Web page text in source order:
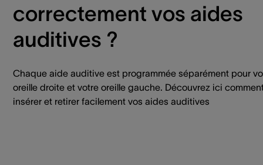
correctement vos aides
auditives ?
Chaque aide auditive est programmée séparément pour
oreille droite et votre oreille gauche. Découvrez ici
insérer et retirer facilement vos aides auditives